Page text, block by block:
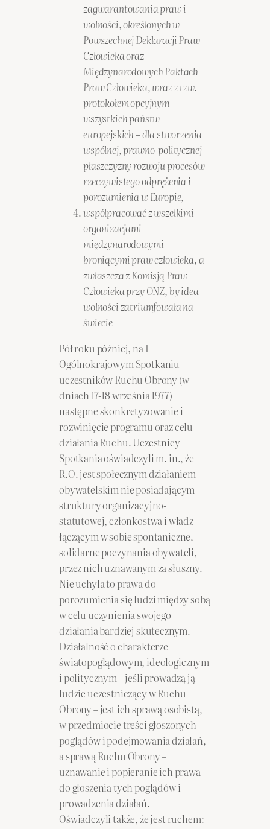
zagwarantowania praw i
wolności, określonych w
Powszechnej Deklaracji Praw
Człowieka oraz
Międzynarodowych Paktach
Praw Człowieka, wraz z tzw.
protokołem opcyjnym
wszystkich państw
europejskich – dla stworzenia
wspólnej, prawno-politycznej
płaszczyzny rozwoju procesów
rzeczywistego odprężenia i
porozumienia w Europie,
współpracować z wszelkimi
organizacjami
międzynarodowymi
broniącymi praw człowieka, a
zwłaszcza z Komisją Praw
Człowieka przy ONZ, by idea
wolności zatriumfowała na
świecie
Pół roku później, na I
Ogólnokrajowym Spotkaniu
uczestników Ruchu Obrony (w
dniach 17-18 września 1977)
następne skonkretyzowanie i
rozwinięcie programu oraz celu
działania Ruchu. Uczestnicy
Spotkania oświadczyli m. in., że
R.O. jest społecznym działaniem
obywatelskim nie posiadającym
struktury organizacyjno-
statutowej, członkostwa i władz –
łączącym w sobie spontaniczne,
solidarne poczynania obywateli,
przez nich uznawanym za słuszny.
Nie uchyla to prawa do
porozumienia się ludzi między sobą
w celu uczynienia swojego
działania bardziej skutecznym.
Działalność o charakterze
światopoglądowym, ideologicznym
i politycznym – jeśli prowadzą ją
ludzie uczestniczący w Ruchu
Obrony – jest ich sprawą osobistą,
w przedmiocie treści głoszonych
poglądów i podejmowania działań,
a sprawą Ruchu Obrony –
uznawanie i popieranie ich prawa
do głoszenia tych poglądów i
prowadzenia działań.
Oświadczyli także, że jest ruchem: